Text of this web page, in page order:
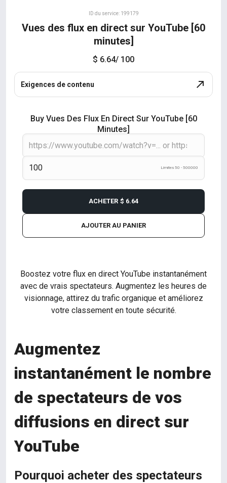
ID du service: 199179
Vues des flux en direct sur YouTube [60
minutes]
$ 6.64/ 100
Exigences de contenu
Buy Vues Des Flux En Direct Sur YouTube [60
Minutes]
Límites 50 - 500000
AJOUTER AU PANIER
ACHETER $ 6.64
Boostez votre flux en direct YouTube instantanément
avec de vrais spectateurs. Augmentez les heures de
visionnage, attirez du trafic organique et améliorez
votre classement en toute sécurité.
Augmentez
instantanément le nombre
de spectateurs de vos
diffusions en direct sur
YouTube
Pourquoi acheter des spectateurs